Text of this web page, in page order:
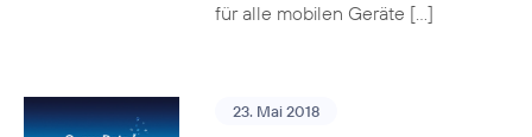
für alle mobilen Geräte […]
23. Mai 2018